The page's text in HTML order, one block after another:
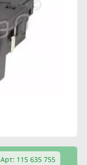
Арт: 115 635 755